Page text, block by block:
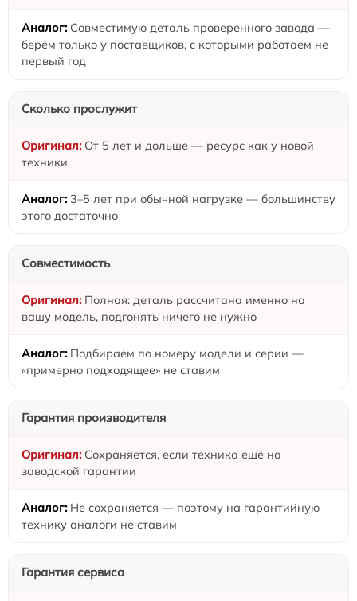
Совместимую деталь проверенного завода —
берём только у поставщиков, с которыми работаем не
первый год
Сколько прослужит
От 5 лет и дольше — ресурс как у новой
техники
3–5 лет при обычной нагрузке — большинству
этого достаточно
Совместимость
Полная: деталь рассчитана именно на
вашу модель, подгонять ничего не нужно
Подбираем по номеру модели и серии —
«примерно подходящее» не ставим
Гарантия производителя
Сохраняется, если техника ещё на
заводской гарантии
Не сохраняется — поэтому на гарантийную
технику аналоги не ставим
Гарантия сервиса